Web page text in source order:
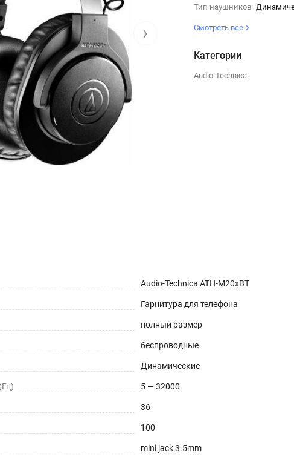
›
Тип наушников:
Смотреть все
Категории
Audio-Technica
Audio-Technica ATH-M20xBT
Гарнитура для телефона
полный размер
беспроводные
Динамические
5 — 32000
36
100
mini jack 3.5mm